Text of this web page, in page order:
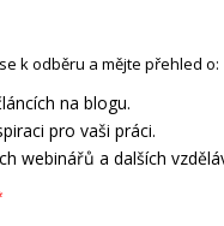
k odběru a mějte přehled o:
na blogu.
pro vaši práci.
webinářů a dalších